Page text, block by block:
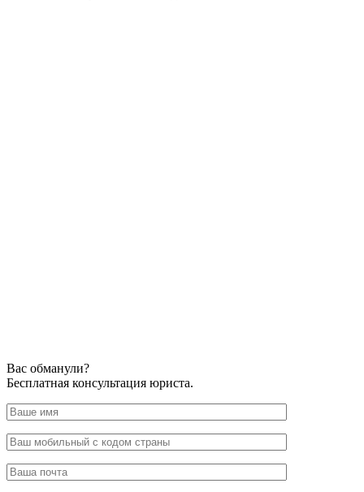
Вас обманули?
Бесплатная консультация юриста.